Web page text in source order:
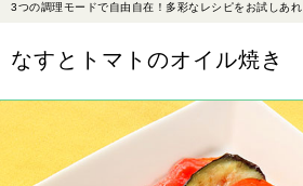
3つの調理モードで自由自在！多彩なレシピをお試しあれ
なすとトマトのオイル焼き